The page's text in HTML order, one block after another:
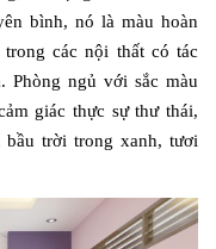
bình, nó là màu hoàn
các nội thất có tác
Phòng ngủ với sắc màu
giác thực sự thư thái,
trời trong xanh, tươi